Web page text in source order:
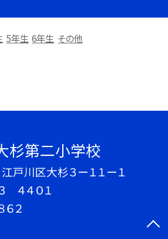
5年生 6年生 その他
杉第二小学校
戸川区大杉３ー１１ー１
４４０１
２